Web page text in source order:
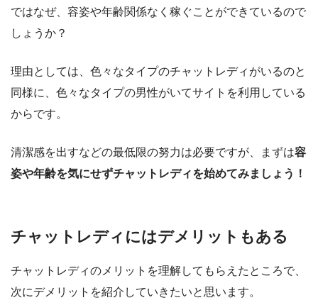
ではなぜ、容姿や年齢関係なく稼ぐことができているので
しょうか？
理由としては、色々なタイプのチャットレディがいるのと
同様に、色々なタイプの男性がいてサイトを利用している
からです。
清潔感を出すなどの最低限の努力は必要ですが、まずは容
姿や年齢を気にせずチャットレディを始めてみましょう！
チャットレディにはデメリットもある
チャットレディのメリットを理解してもらえたところで、
次にデメリットを紹介していきたいと思います。